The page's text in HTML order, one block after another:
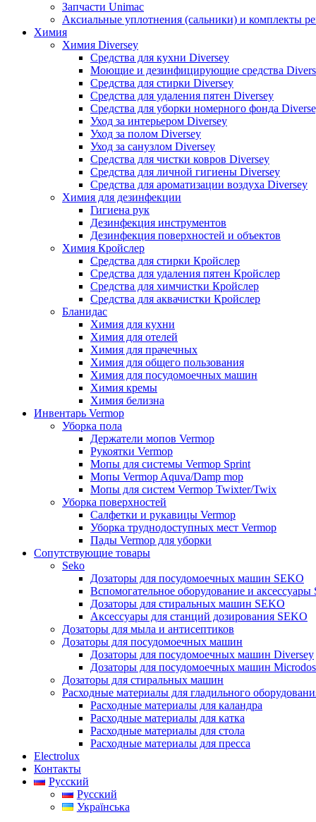
Запчасти Unimac
Аксиальные уплотнения (сальники) и комплекты
Химия
Химия Diversey
Средства для кухни Diversey
Моющие и дезинфицирующие средства
Средства для стирки Diversey
Средства для удаления пятен Diversey
Средства для уборки номерного фонда
Уход за интерьером Diversey
Уход за полом Diversey
Уход за санузлом Diversey
Средства для чистки ковров Diversey
Средства для личной гигиены Diversey
Средства для ароматизации воздуха Diversey
Химия для дезинфекции
Гигиена рук
Дезинфекция инструментов
Дезинфекция поверхностей и объектов
Химия Кройслер
Средства для стирки Кройслер
Средства для удаления пятен Кройслер
Средства для химчистки Кройслер
Средства для аквачистки Кройслер
Бланидас
Химия для кухни
Химия для отелей
Химия для прачечных
Химия для общего пользования
Химия для посудомоечных машин
Химия кремы
Химия белизна
Инвентарь Vermop
Уборка пола
Держатели мопов Vermop
Рукоятки Vermop
Мопы для системы Vermop Sprint
Мопы Vermop Aquva/Damp mop
Мопы для систем Vermop Twixter/Twix
Уборка поверхностей
Салфетки и рукавицы Vermop
Уборка труднодоступных мест Vermop
Пады Vermop для уборки
Сопутствующие товары
Seko
Дозаторы для посудомоечных машин SEKO
Вспомогательное оборудование и
Дозаторы для стиральных машин SEKO
Аксессуары для станций дозирования SEKO
Дозаторы для мыла и антисептиков
Дозаторы для посудомоечных машин
Дозаторы для посудомоечных машин Diversey
Дозаторы для посудомоечных машин Microdos
Дозаторы для стиральных машин
Расходные материалы для гладильного
Расходные материалы для каландра
Расходные материалы для катка
Расходные материалы для стола
Расходные материалы для пресса
Electrolux
Контакты
Русский
Русский
Українська